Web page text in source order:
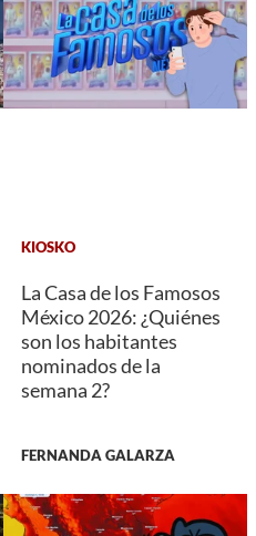
KIOSKO
La Casa de los Famosos
México 2026: ¿Quiénes
son los habitantes
nominados de la
semana 2?
FERNANDA GALARZA